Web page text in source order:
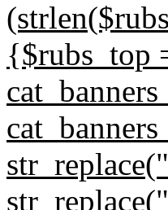
{$rubs_top